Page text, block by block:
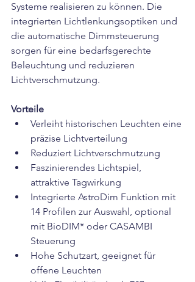
Systeme realisieren zu können. Die
integrierten Lichtlenkungsoptiken und
die automatische Dimmsteuerung
sorgen für eine bedarfsgerechte
Beleuchtung und reduzieren
Lichtverschmutzung.
Vorteile
Verleiht historischen Leuchten eine
präzise Lichtverteilung
Reduziert Lichtverschmutzung
Faszinierendes Lichtspiel,
attraktive Tagwirkung
Integrierte AstroDim Funktion mit
14 Profilen zur Auswahl, optional
mit BioDIM* oder CASAMBI
Steuerung
Hohe Schutzart, geeignet für
offene Leuchten